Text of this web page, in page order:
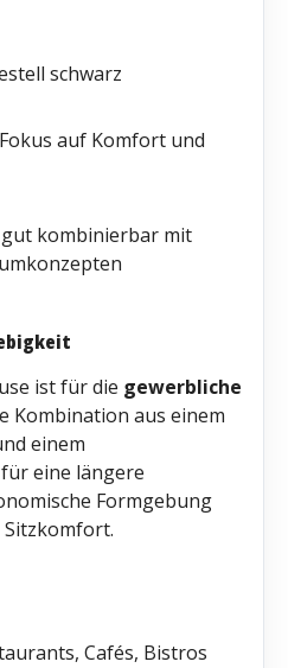
schwarz
auf Komfort und
kombinierbar mit
ist für die gewerbliche
Kombination aus einem
einem
eine längere
Formgebung
Cafés, Bistros